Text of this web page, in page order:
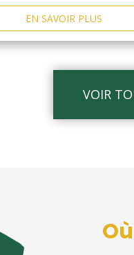
EN SAVOIR PLUS
VOIR